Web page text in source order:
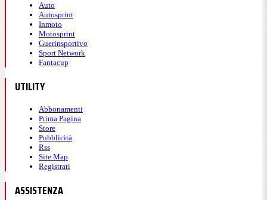
Auto
Autosprint
Inmoto
Motosprint
Guerinsportivo
Sport Network
Fantacup
UTILITY
Abbonamenti
Prima Pagina
Store
Pubblicità
Rss
Site Map
Registrati
ASSISTENZA